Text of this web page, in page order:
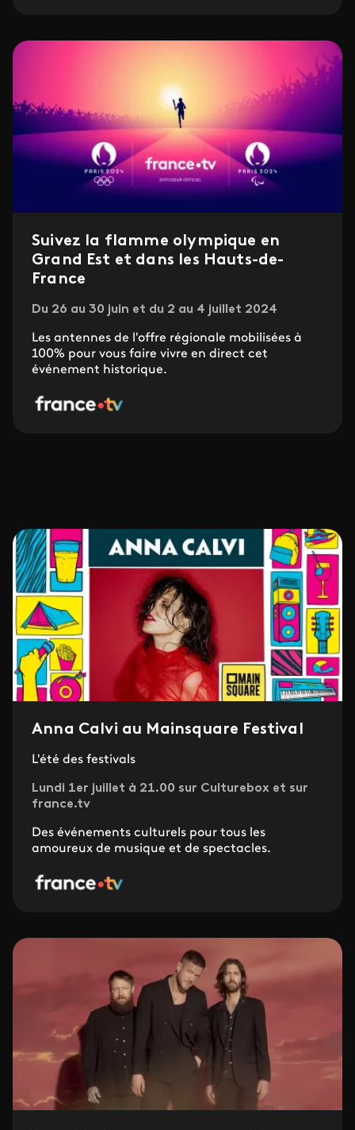
Suivez la flamme olympique en
Grand Est et dans les Hauts-de-
France
Du 26 au 30 juin et du 2 au 4 juillet 2024
Les antennes de l'offre régionale mobilisées à
100% pour vous faire vivre en direct cet
événement historique.
Anna Calvi au Mainsquare Festival
L'été des festivals
Lundi 1er juillet à 21.00 sur Culturebox et sur
france.tv
Des événements culturels pour tous les
amoureux de musique et de spectacles.